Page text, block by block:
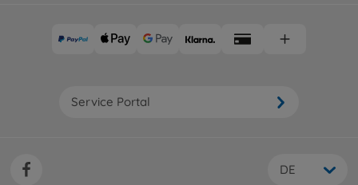
Service Portal
DE